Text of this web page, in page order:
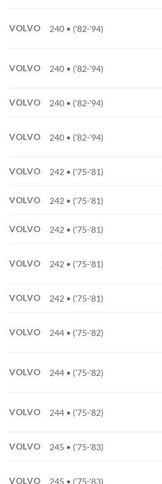
VOLVO 240 • ('82-'94)
VOLVO 240 • ('82-'94)
VOLVO 240 • ('82-'94)
VOLVO 240 • ('82-'94)
VOLVO 242 • ('75-'81)
VOLVO 242 • ('75-'81)
VOLVO 242 • ('75-'81)
VOLVO 242 • ('75-'81)
VOLVO 242 • ('75-'81)
VOLVO 244 • ('75-'82)
VOLVO 244 • ('75-'82)
VOLVO 244 • ('75-'82)
VOLVO 245 • ('75-'83)
VOLVO 245 • ('75-'83)